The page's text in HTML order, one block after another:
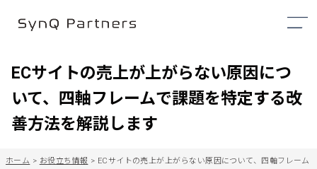
ECサイトの売上が上がらない原因につ
いて、四軸フレームで課題を特定する改
善方法を解説します
ホーム > お役立ち情報 > ECサイトの売上が上がらない原因について、四軸フレーム